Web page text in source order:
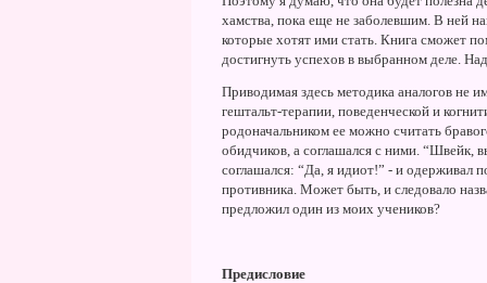
хамства, пока еще не заболевшим. В ней
которые хотят ими стать. Книга сможет
достигнуть успехов в выбранном деле.
Приводимая здесь методика аналогов не
гештальт-терапии, поведенческой и
родоначальником ее можно считать
обидчиков, а соглашался с ними. “Швейк,
соглашался: “Да, я идиот!” - и одерживал
противника. Может быть, и следовало
предложил один из моих учеников?
Предисловие